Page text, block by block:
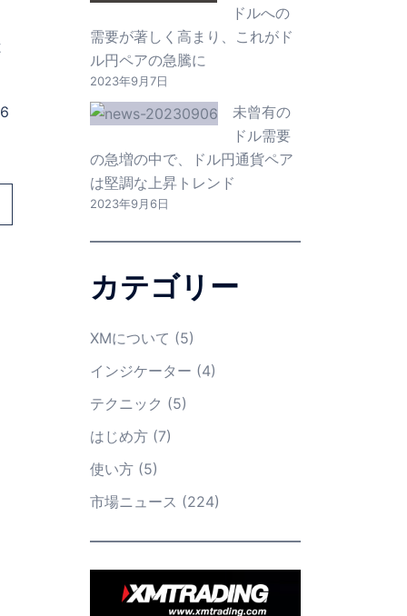
ドルへの
需要が著しく高まり、これがド
ル円ペアの急騰に
2023年9月7日
未曾有の
ドル需要
の急増の中で、ドル円通貨ペア
は堅調な上昇トレンド
2023年9月6日
カテゴリー
XMについて (5)
インジケーター (4)
テクニック (5)
はじめ方(7)
使い方(5)
市場ニュース (224)